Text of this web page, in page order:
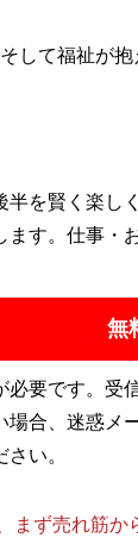
して福祉が
半を賢く楽し
ます。仕事
無
要です。受
合、迷惑メ
い。
まず売れ筋か